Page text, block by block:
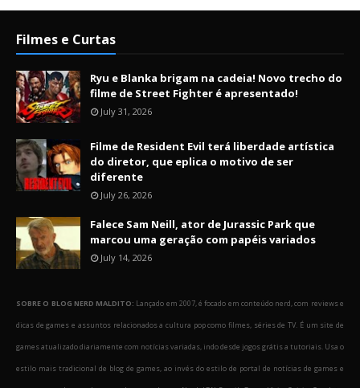
Filmes e Curtas
Ryu e Blanka brigam na cadeia! Novo trecho do
filme de Street Fighter é apresentado!
July 31, 2026
Filme de Resident Evil terá liberdade artística
do diretor, que eplica o motivo de ser
diferente
July 26, 2026
Falece Sam Neill, ator de Jurassic Park que
marcou uma geração com papéis variados
July 14, 2026
SOBRE O BLOG NERD MALDITO: Lançado em 2007, é focado em conteúdo nerd, com reviews e
dicas de games e assuntos relacionados a cultura pop como filmes, séries de TV. É um site de
games atualizado diariamente com notícias variadas, indo desde jogos grátis a tutoriais. Usa o
estilo mais tradicional de blog de games, ao invés do estilo de portal de notícias de games e